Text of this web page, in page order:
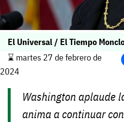
El Universal / El Tiempo
⌛️ martes 27 de febrero de
2024
Washington aplaude
anima a continuar